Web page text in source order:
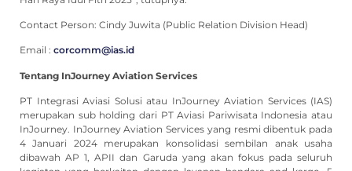
Contact Person: Cindy Juwita (Public Relation Division Head)
Email : corcomm@ias.id
Tentang InJourney Aviation Services
PT Integrasi Aviasi Solusi atau InJourney Aviation Services (IAS)
merupakan sub holding dari PT Aviasi Pariwisata Indonesia atau
InJourney. InJourney Aviation Services yang resmi dibentuk pada
4 Januari 2024 merupakan konsolidasi sembilan anak usaha
dibawah AP 1, APII dan Garuda yang akan fokus pada seluruh